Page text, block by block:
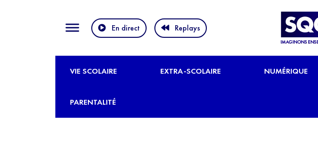
En direct Replays
VIE SCOLAIRE EXTRA-SCOLAIRE NUMÉRIQUE
PARENTALITÉ